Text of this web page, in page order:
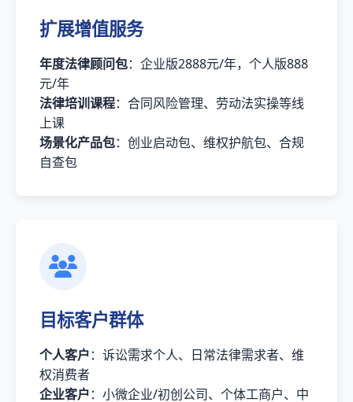
扩展增值服务
年度法律顾问包：企业版2888元/年，个人版888
元/年
法律培训课程：合同风险管理、劳动法实操等线
上课
场景化产品包：创业启动包、维权护航包、合规
自查包
目标客户群体
个人客户：诉讼需求个人、日常法律需求者、维
权消费者
企业客户：小微企业/初创公司、个体工商户、中